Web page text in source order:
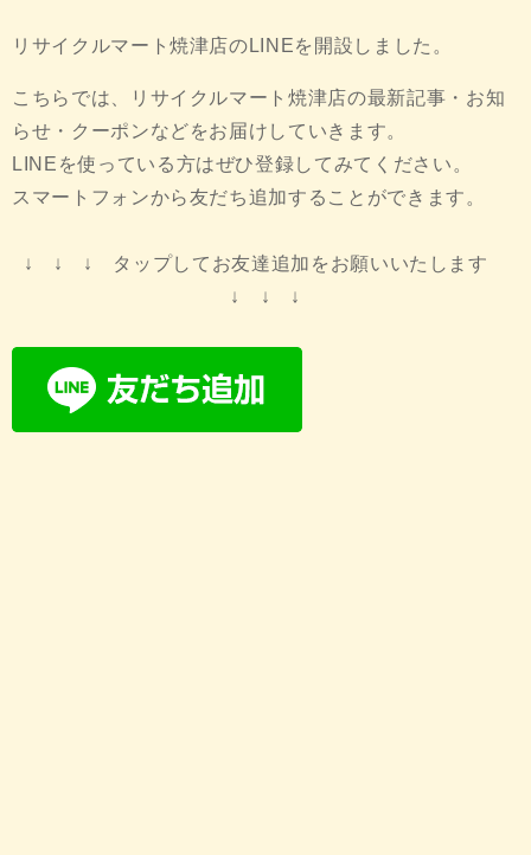
リサイクルマート焼津店のLINEを開設しました。
こちらでは、リサイクルマート焼津店の最新記事・お知
らせ・クーポンなどをお届けしていきます。
LINEを使っている方はぜひ登録してみてください。
スマートフォンから友だち追加することができます。
↓ ↓ ↓ タップしてお友達追加をお願いいたします
↓ ↓ ↓